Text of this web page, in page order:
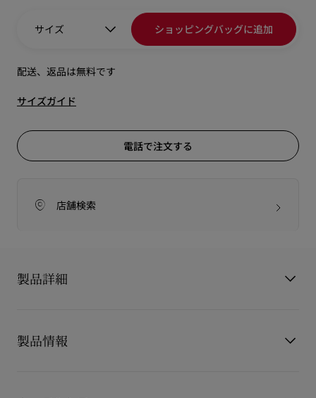
サイズ ショッピングバッグに追加
配送、返品は無料です
サイズガイド
電話で注文する
店舗検索
製品詳細
ブタンの「サヴォワフェール」を証明する一足です。
製品情報